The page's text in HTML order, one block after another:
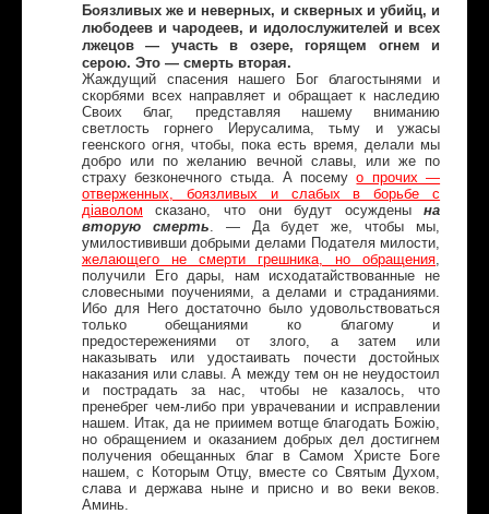
Боязливых же и неверных, и скверных и убийц, и
любодеев и чародеев, и идолослужителей и всех
лжецов — участь в озере, горящем огнем и
серою. Это — смерть вторая.
Жаждущий спасения нашего Бог благостынями и
скорбями всех направляет и обращает к наследию
Своих благ, представляя нашему вниманию
светлость горнего Иерусалима, тьму и ужасы
геенского огня, чтобы, пока есть время, делали мы
добро или по желанию вечной славы, или же по
страху безконечного стыда. А посемуо прочих —
отверженных, боязливых и слабых в борьбе с
дiаволом сказано, что они будут осужденына
вторую смерть. — Да будет же, чтобы мы,
умилостививши добрыми делами Подателя милости,
желающего не смерти грешника, но обращения,
получили Его дары, нам исходатайствованные не
словесными поучениями, а делами и страданиями.
Ибо для Него достаточно было удовольствоваться
только обещаниями ко благому и
предостережениями от злого, а затем или
наказывать или удостаивать почести достойных
наказания или славы. А между тем он не неудостоил
и пострадать за нас, чтобы не казалось, что
пренебрег чем-либо при уврачевании и исправлении
нашем. Итак, да не приимем вотще благодать Божiю,
но обращением и оказанием добрых дел достигнем
получения обещанных благ в Самом Христе Боге
нашем, с Которым Отцу, вместе со Святым Духом,
слава и держава ныне и присно и во веки веков.
Аминь.